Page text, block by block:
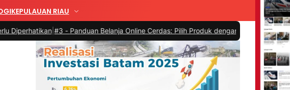
KEPULAUAN RIAU
|#3 -Panduan Belanja Online Cerdas: Pilih Produk dengan Bijak dan Hindari Penipuan|